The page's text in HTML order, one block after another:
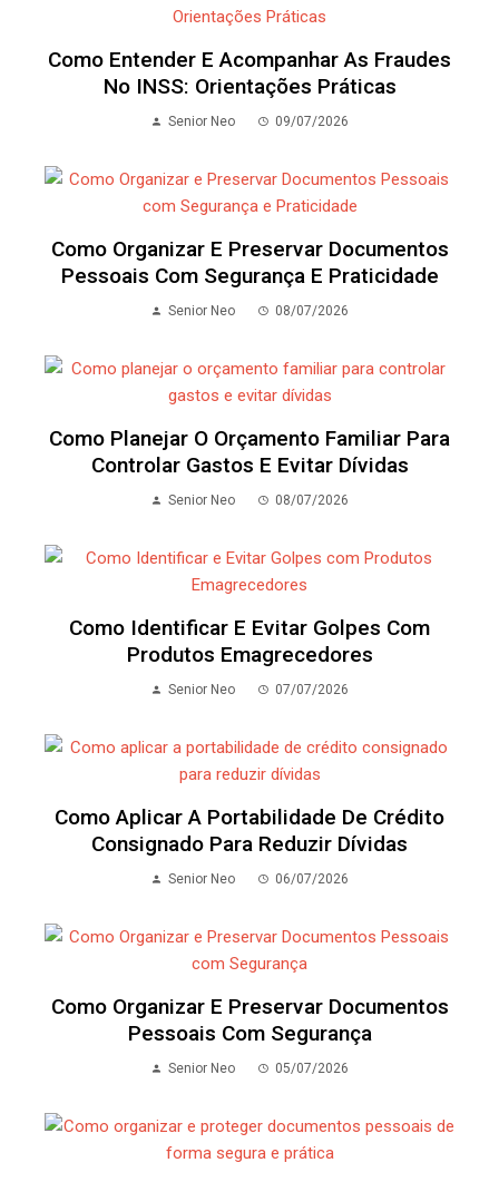
Como Entender E Acompanhar As Fraudes
No INSS: Orientações Práticas
Senior Neo 09/07/2026
Como Organizar E Preservar Documentos
Pessoais Com Segurança E Praticidade
Senior Neo 08/07/2026
Como Planejar O Orçamento Familiar Para
Controlar Gastos E Evitar Dívidas
Senior Neo 08/07/2026
Como Identificar E Evitar Golpes Com
Produtos Emagrecedores
Senior Neo 07/07/2026
Como Aplicar A Portabilidade De Crédito
Consignado Para Reduzir Dívidas
Senior Neo 06/07/2026
Como Organizar E Preservar Documentos
Pessoais Com Segurança
Senior Neo 05/07/2026